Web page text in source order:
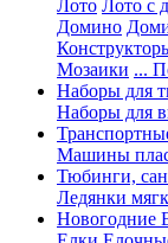
Лото Лото с
Домино
Мозаики ...
Наборы для
Наборы для
Машины
Тюбинги,
Ледянки
Новогодние